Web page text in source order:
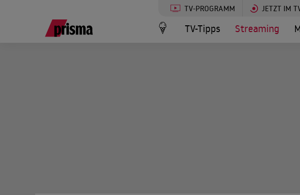
TV-PROGRAMM JETZT IM
TV-Tipps Streaming